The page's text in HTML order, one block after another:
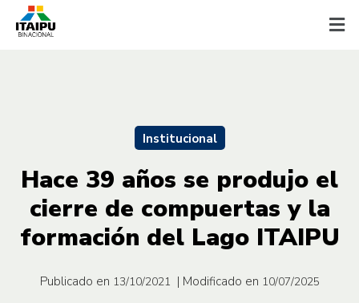
Institucional
Hace 39 años se produjo el
cierre de compuertas y la
formación del Lago ITAIPU
Publicado en 13/10/2021 | Modificado en 10/07/2025